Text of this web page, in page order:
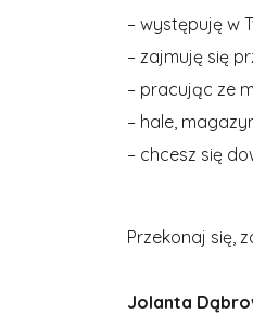
– występuję w
– zajmuję się
– pracując ze
– hale,
– chcesz się
Przekonaj się,
Jolanta